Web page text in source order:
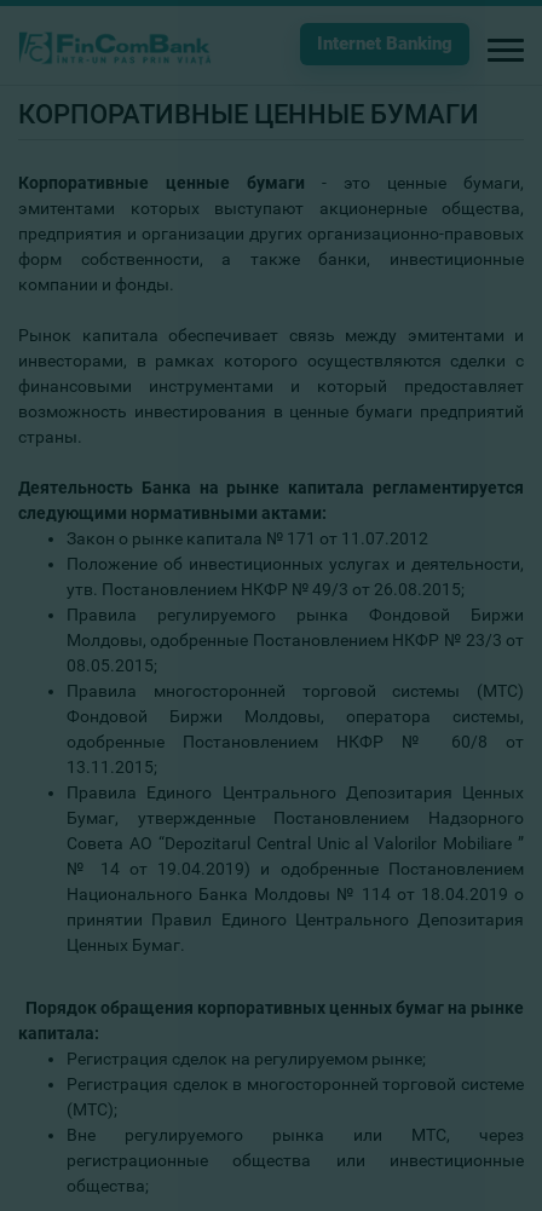
Internet Banking
КОРПОРАТИВНЫЕ ЦЕННЫЕ БУМАГИ
Корпоративные ценные бумаги - это ценные бумаги,
эмитентами которых выступают акционерные общества,
предприятия и организации других организационно-правовых
форм собственности, а также банки, инвестиционные
компании и фонды.
Рынок капитала обеспечивает связь между эмитентами и
инвесторами, в рамках которого осуществляются сделки с
финансовыми инструментами и который предоставляет
возможность инвестирования в ценные бумаги предприятий
страны.
Деятельность Банка на рынке капитала регламентируется
следующими нормативными актами:
Закон о рынке капитала № 171 от 11.07.2012
Положение об инвестиционных услугах и деятельности,
утв. Постановлением НКФР № 49/3 от 26.08.2015;
Правила регулируемого рынка Фондовой Биржи
Молдовы, одобренные Постановлением НКФР № 23/3 от
08.05.2015;
Правила многосторонней торговой системы (МТС)
Фондовой Биржи Молдовы, оператора системы,
одобренные Постановлением НКФР № 60/8 от
13.11.2015;
Правила Единого Центрального Депозитария Ценных
Бумаг, утвержденные Постановлением Надзорного
Совета АО “Depozitarul Central Unic al Valorilor Mobiliare ”
№ 14 от 19.04.2019) и одобренные Постановлением
Национального Банка Молдовы № 114 от 18.04.2019 о
принятии Правил Единого Центрального Депозитария
Ценных Бумаг.
Порядок обращения корпоративных ценных бумаг на рынке
капитала:
Регистрация сделок на регулируемом рынке;
Регистрация сделок в многосторонней торговой системе
(МТС);
Вне регулируемого рынка или МТС, через
регистрационные общества или инвестиционные
общества;